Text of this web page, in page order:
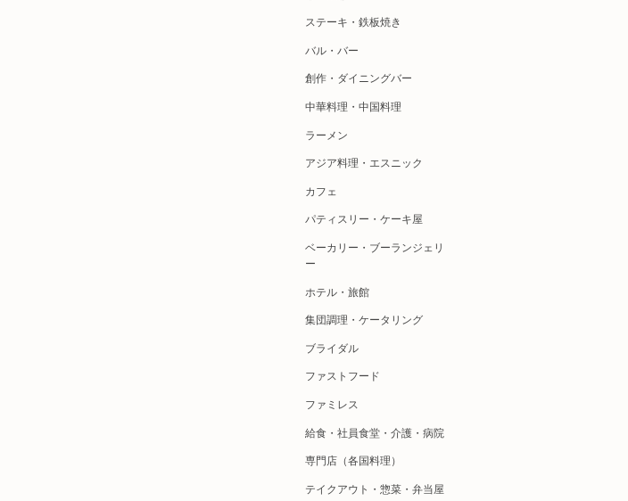
ステーキ・鉄板焼き
バル・バー
創作・ダイニングバー
中華料理・中国料理
ラーメン
アジア料理・エスニック
カフェ
パティスリー・ケーキ屋
ベーカリー・ブーランジェリ
ー
ホテル・旅館
集団調理・ケータリング
ブライダル
ファストフード
ファミレス
給食・社員食堂・介護・病院
専門店（各国料理）
テイクアウト・惣菜・弁当屋